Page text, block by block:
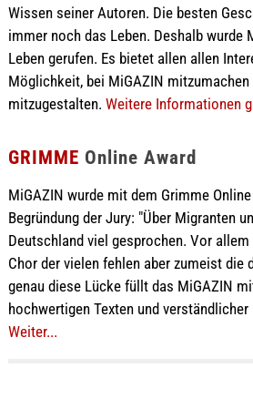
Wissen seiner Autoren. Die besten
immer noch das Leben. Deshalb wurde
Leben gerufen. Es bietet allen allen
Möglichkeit, bei MiGAZIN mitzumachen
mitzugestalten. Weitere Informationen
GRIMME Online Award
MiGAZIN wurde mit dem Grimme
Begründung der Jury: "Über Migranten
Deutschland viel gesprochen. Vor
Chor der vielen fehlen aber zumeist die
genau diese Lücke füllt das MiGAZIN
hochwertigen Texten und
Weiter...